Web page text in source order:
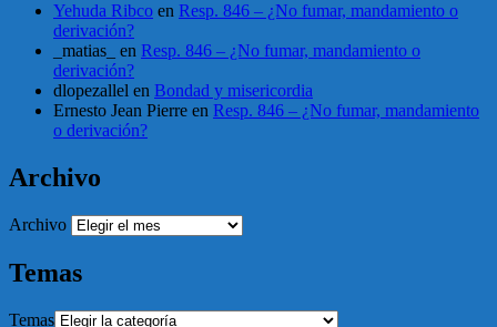
Yehuda Ribco en Resp. 846 – ¿No fumar, mandamiento o
derivación?
_matias_
en Resp. 846 – ¿No fumar, mandamiento o
derivación?
dlopezallel en Bondad y misericordia
Ernesto Jean Pierre en Resp. 846 – ¿No fumar, mandamiento
o derivación?
Archivo
Archivo
Temas
Temas